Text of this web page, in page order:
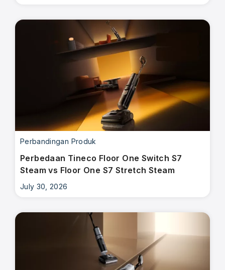
Perbandingan Produk
Perbedaan Tineco Floor One Switch S7
Steam vs Floor One S7 Stretch Steam
July 30, 2026